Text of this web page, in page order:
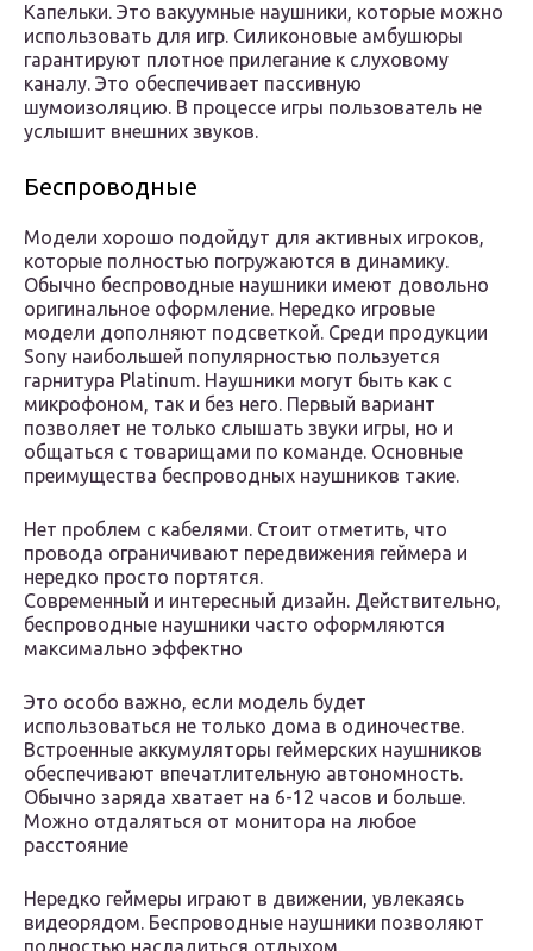
Капельки. Это вакуумные наушники, которые можно
использовать для игр. Силиконовые амбушюры
гарантируют плотное прилегание к слуховому
каналу. Это обеспечивает пассивную
шумоизоляцию. В процессе игры пользователь не
услышит внешних звуков.
Беспроводные
Модели хорошо подойдут для активных игроков,
которые полностью погружаются в динамику.
Обычно беспроводные наушники имеют довольно
оригинальное оформление. Нередко игровые
модели дополняют подсветкой. Среди продукции
Sony наибольшей популярностью пользуется
гарнитура Platinum. Наушники могут быть как с
микрофоном, так и без него. Первый вариант
позволяет не только слышать звуки игры, но и
общаться с товарищами по команде. Основные
преимущества беспроводных наушников такие.
Нет проблем с кабелями. Стоит отметить, что
провода ограничивают передвижения геймера и
нередко просто портятся.
Современный и интересный дизайн. Действительно,
беспроводные наушники часто оформляются
максимально эффектно
Это особо важно, если модель будет
использоваться не только дома в одиночестве.
Встроенные аккумуляторы геймерских наушников
обеспечивают впечатлительную автономность.
Обычно заряда хватает на 6-12 часов и больше.
Можно отдаляться от монитора на любое
расстояние
Нередко геймеры играют в движении, увлекаясь
видеорядом. Беспроводные наушники позволяют
полностью насладиться отдыхом.